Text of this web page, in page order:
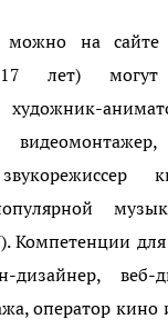
можно на
лет) могут
художник-
Компетенции
веб-
оператор